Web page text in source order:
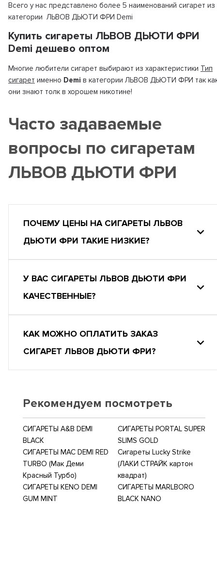
Всего у нас представлено более 5 наименований сигарет из
категории ЛЬВОВ ДЬЮТИ ФРИ Demi
Купить сигареты ЛЬВОВ ДЬЮТИ ФРИ
Demi дешево оптом
Многие любители сигарет выбирают из характеристики Тип
сигарет именно Demi в категории ЛЬВОВ ДЬЮТИ ФРИ так
они знают толк в хорошем никотине!
Часто задаваемые
вопросы по сигаретам
ЛЬВОВ ДЬЮТИ ФРИ
ПОЧЕМУ ЦЕНЫ НА СИГАРЕТЫ ЛЬВОВ
ДЬЮТИ ФРИ ТАКИЕ НИЗКИЕ?
У ВАС СИГАРЕТЫ ЛЬВОВ ДЬЮТИ ФРИ
КАЧЕСТВЕННЫЕ?
КАК МОЖНО ОПЛАТИТЬ ЗАКАЗ
СИГАРЕТ ЛЬВОВ ДЬЮТИ ФРИ?
Рекомендуем посмотреть
СИГАРЕТЫ A&B DEMI
BLACK
СИГАРЕТЫ MAC DEMI RED
TURBO (Мак Деми
Красный Турбо)
СИГАРЕТЫ KENO DEMI
GUM MINT
СИГАРЕТЫ PORTAL SUPER
SLIMS GOLD
Сигареты Lucky Strike
(ЛАКИ СТРАЙК картон
квадрат)
СИГАРЕТЫ MARLBORO
BLACK NANO